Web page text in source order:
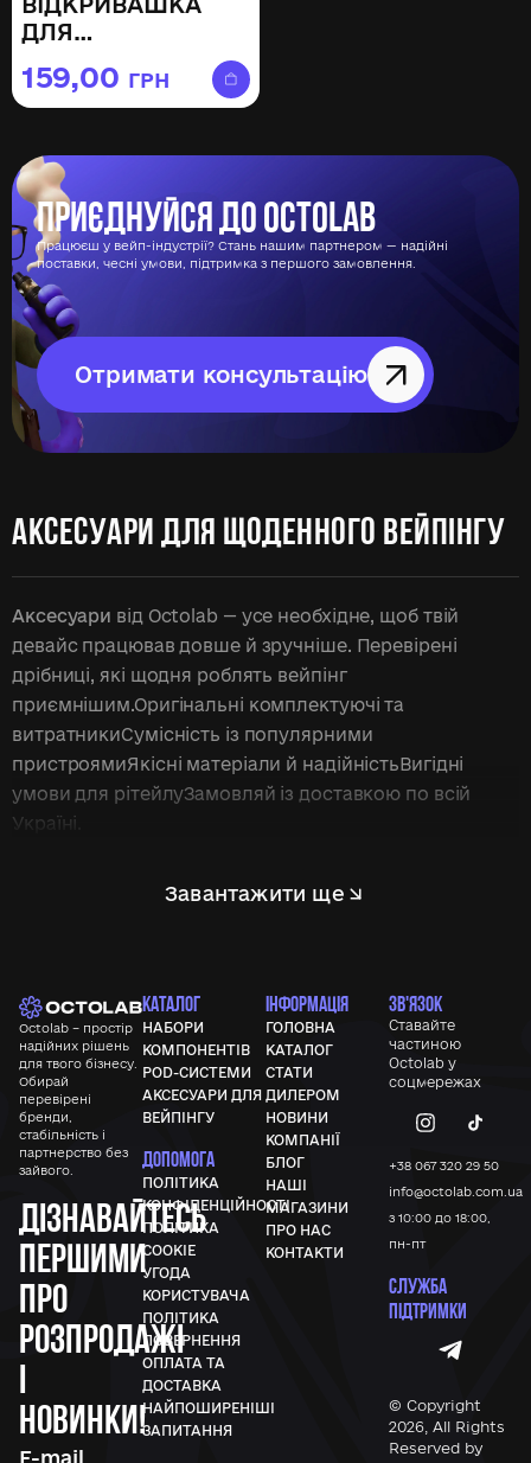
ДЛЯ
АРОМАТИЗАТОРІВ
OCTOLAB
159,00 ГРН
Приєднуйся до Octolab
Працюєш у вейп-індустрії? Стань нашим партнером — надійні
поставки, чесні умови, підтримка з першого замовлення.
Отримати консультацію
АКСЕСУАРИ ДЛЯ ЩОДЕННОГО ВЕЙПІНГУ
Аксесуари від Octolab — усе необхідне, щоб твій
девайс працював довше й зручніше. Перевірені
дрібниці, які щодня роблять вейпінг
приємнішим.Оригінальні комплектуючі та
витратникиСумісність із популярними
пристроямиЯкісні матеріали й надійністьВигідні
умови для рітейлуЗамовляй із доставкою по всій
Україні.
Завантажити ще
Octolab – простір
надійних рішень
для твого бізнесу.
Обирай
перевірені
бренди,
стабільність і
партнерство без
зайвого.
Дізнавайтесь
першими
про
розпродажі
і
новинки!
КАТАЛОГ
НАБОРИ
КОМПОНЕНТІВ
POD-СИСТЕМИ
АКСЕСУАРИ ДЛЯ
ВЕЙПІНГУ
ДОПОМОГА
ПОЛІТИКА
КОНФІДЕНЦІЙНОСТІ
ПОЛІТИКА
COOKIE
УГОДА
КОРИСТУВАЧА
ПОЛІТИКА
ПОВЕРНЕННЯ
ОПЛАТА ТА
ДОСТАВКА
НАЙПОШИРЕНІШІ
ЗАПИТАННЯ
ІНФОРМАЦІЯ
ГОЛОВНА
КАТАЛОГ
СТАТИ
ДИЛЕРОМ
НОВИНИ
КОМПАНІЇ
БЛОГ
НАШІ
МАГАЗИНИ
ПРО НАС
КОНТАКТИ
ЗВ'ЯЗОК
Ставайте
частиною
Octolab у
соцмережах
+38 067 320 29 50
info@octolab.com.ua
з 10:00 до 18:00,
пн-пт
СЛУЖБА
ПІДТРИМКИ
© Copyright
2026, All Rights
Reserved by